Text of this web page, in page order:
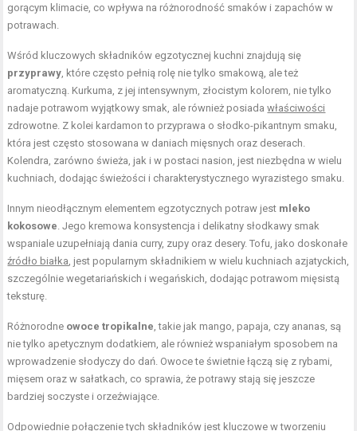
gorącym klimacie, co wpływa na różnorodność smaków i zapachów w
potrawach.
Wśród kluczowych składników egzotycznej kuchni znajdują się
przyprawy, które często pełnią rolę nie tylko smakową, ale też
aromatyczną. Kurkuma, z jej intensywnym, złocistym kolorem, nie tylko
nadaje potrawom wyjątkowy smak, ale również posiadawłaściwości
zdrowotne. Z kolei kardamon to przyprawa o słodko-pikantnym smaku,
która jest często stosowana w daniach mięsnych oraz deserach.
Kolendra, zarówno świeża, jak i w postaci nasion, jest niezbędna w wielu
kuchniach, dodając świeżości i charakterystycznego wyrazistego smaku.
Innym nieodłącznym elementem egzotycznych potraw jest mleko
kokosowe. Jego kremowa konsystencja i delikatny słodkawy smak
wspaniale uzupełniają dania curry, zupy oraz desery. Tofu, jako doskonałe
źródło białka, jest popularnym składnikiem w wielu kuchniach azjatyckich,
szczególnie wegetariańskich i wegańskich, dodając potrawom mięsistą
teksturę.
Różnorodne owoce tropikalne, takie jak mango, papaja, czy ananas, są
nie tylko apetycznym dodatkiem, ale również wspaniałym sposobem na
wprowadzenie słodyczy do dań. Owoce te świetnie łączą się z rybami,
mięsem oraz w sałatkach, co sprawia, że potrawy stają się jeszcze
bardziej soczyste i orzeźwiające.
Odpowiednie połączenie tych składników jest kluczowe w tworzeniu